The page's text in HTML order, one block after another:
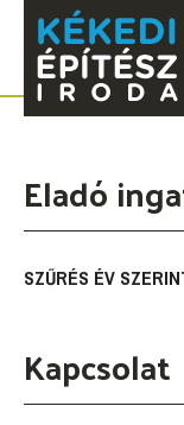
Eladó
SZŰRÉS ÉV
Kapcsolat